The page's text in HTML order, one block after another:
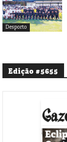
Desporto
Edição #5655